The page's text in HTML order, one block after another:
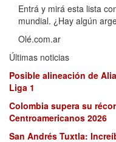
Entrá y mirá esta lista
mundial. ¿Hay algún
Olé.com.ar
Últimas noticias
Posible alineación de
Liga 1
Colombia supera su
Centroamericanos 2026
San Andrés Tuxtla: